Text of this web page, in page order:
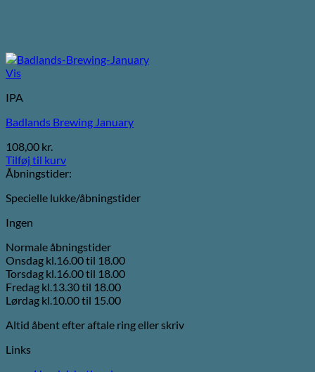
Vis
IPA
Badlands Brewing January
108,00 kr.
Tilføj til kurv
Åbningstider:
Specielle lukke/åbningstider
Ingen
Normale åbningstider
Onsdag kl.16.00 til 18.00
Torsdag kl.16.00 til 18.00
Fredag kl.13.30 til 18.00
Lørdag kl.10.00 til 15.00
Altid åbent efter aftale ring eller skriv
Links